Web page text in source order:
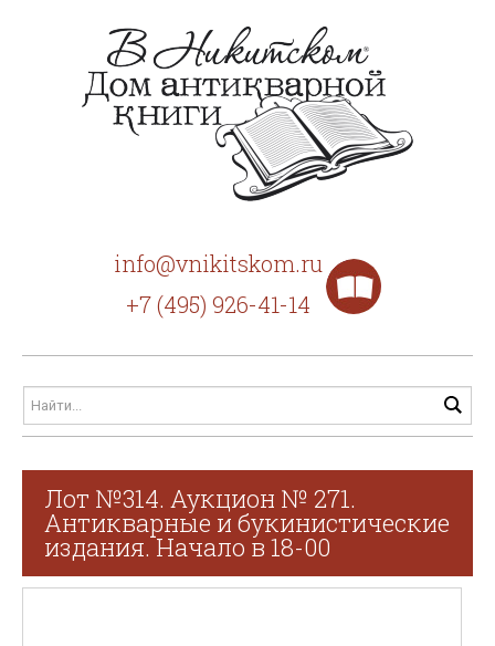
info@vnikitskom.ru
+7 (495) 926-41-14
Лот №314. Аукцион № 271.
Антикварные и букинистические
издания. Начало в 18-00